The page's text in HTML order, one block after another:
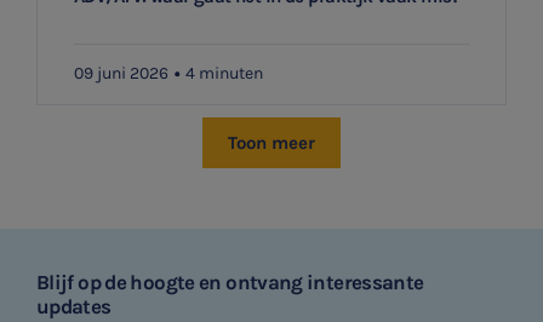
09 juni 2026 4 minuten
Toon meer
Blijf op de hoogte en ontvang interessante
updates